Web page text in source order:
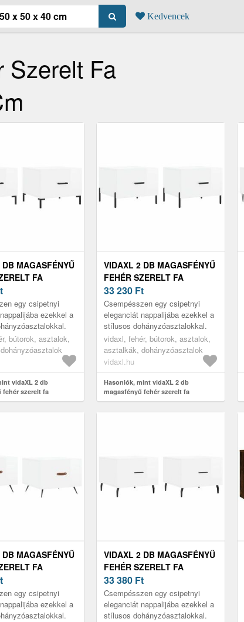
Kedvencek
Szerelt Fa
MAGASFÉNYŰ
FA
50 X 50
egy csipetnyi
ezekkel a
bútorok, asztalok,
vidaXL 2 db
fehér szerelt fa
50 x 50 x 40 cm
VIDAXL 2 DB MAGASFÉNYŰ
FEHÉR SZERELT FA
DOHÁNYZÓASZTAL 50 X 50
X 40 CM
33 230 Ft
Csempésszen egy csipetnyi
eleganciát nappalijába ezekkel a
stílusos dohányzóasztalokkal.
vidaxl, fehér, bútorok, asztalok,
asztalkák, dohányzóasztalok
vidaxl.hu
Hasonlók, mint vidaXL 2 db
magasfényű fehér szerelt fa
dohányzóasztal 50 x 50 x 40 cm
MAGASFÉNYŰ
FA
50 X 50
egy csipetnyi
ezekkel a
VIDAXL 2 DB MAGASFÉNYŰ
FEHÉR SZERELT FA
DOHÁNYZÓASZTAL 50 X 50
X 40 CM
33 380 Ft
Csempésszen egy csipetnyi
eleganciát nappalijába ezekkel a
stílusos dohányzóasztalokkal.